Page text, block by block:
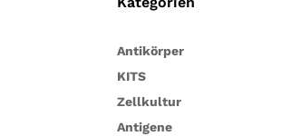
Antikörper
KITS
Zellkultur
Antigene